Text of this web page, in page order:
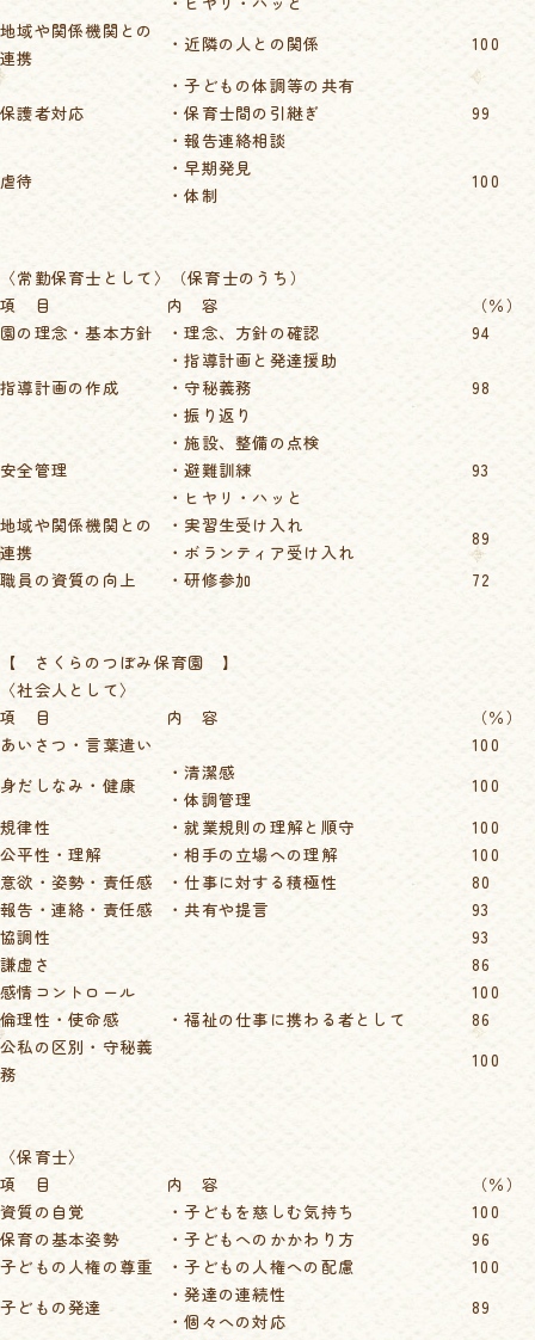
地域や関係機関との
連携
・近隣の人との関係 100
保護者対応
・子どもの体調等の共有
・保育士間の引継ぎ
・報告連絡相談
99
虐待
・早期発見
・体制
100
〈常勤保育士として〉（保育士のうち）
項 目
内 容
（％）
園の理念・基本方針
・理念、方針の確認 94
指導計画の作成
・指導計画と発達援助
・守秘義務
・振り返り
98
安全管理
・施設、整備の点検
・避難訓練
・ヒヤリ・ハッと
93
地域や関係機関との
連携
・実習生受け入れ
・ボランティア受け入れ
89
職員の資質の向上
・研修参加 72
【 さくらのつぼみ保育園 】
〈社会人として〉
項 目
内 容
（％）
あいさつ・言葉遣い
100
身だしなみ・健康
・清潔感
・体調管理
100
規律性
・就業規則の理解と順守
100
公平性・理解
・相手の立場への理解
100
意欲・姿勢・責任感
・仕事に対する積極性
80
報告・連絡・責任感
・共有や提言
93
協調性
93
謙虚さ
86
感情コントロール
100
倫理性・使命感
・福祉の仕事に携わる者として
86
公私の区別・守秘義
務
100
〈保育士〉
項 目
内 容
（％）
資質の自覚
・子どもを慈しむ気持ち
100
保育の基本姿勢
・子どもへのかかわり方
96
子どもの人権の尊重
・子どもの人権への配慮
100
子どもの発達
・発達の連続性
・個々への対応
89